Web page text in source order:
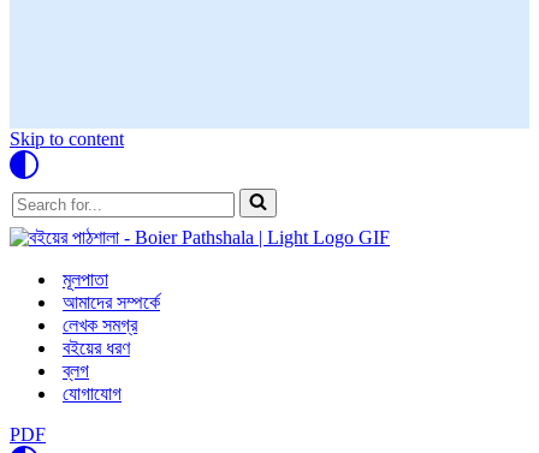
Skip to content
Search
for...
মূলপাতা
আমাদের সম্পর্কে
লেখক সমগ্র
বইয়ের ধরণ
ব্লগ
যোগাযোগ
PDF